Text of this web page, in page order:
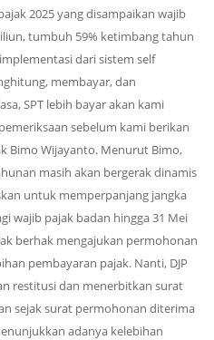
2025 yang disampaikan wajib
tumbuh 59% ketimbang tahun
dari sistem self
membayar, dan
SPT lebih bayar akan kami
sebelum kami berikan
Bimo Wijayanto. Menurut Bimo,
masih akan bergerak dinamis
untuk memperpanjang jangka
wajib pajak badan hingga 31 Mei
berhak mengajukan permohonan
pembayaran pajak. Nanti, DJP
restitusi dan menerbitkan surat
sejak surat permohonan diterima
adanya kelebihan